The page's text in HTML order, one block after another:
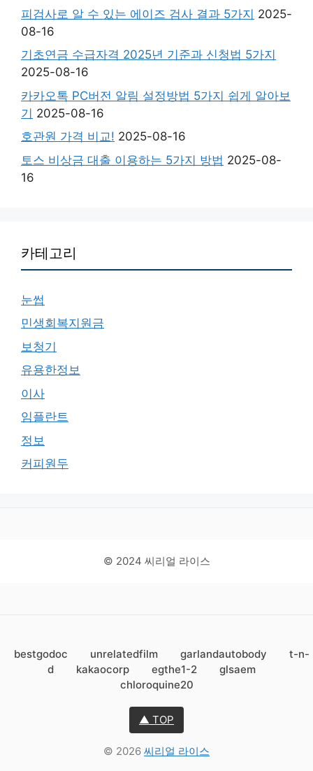
피검사로 알 수 있는 에이즈 검사 결과 5가지 2025-
08-16
기초연금 수급자격 2025년 기준과 신청법 5가지
2025-08-16
카카오톡 PC버전 알림 설정방법 5가지 쉽게 알아보
기 2025-08-16
호관원 가격 비교! 2025-08-16
토스 비상금 대출 이용하는 5가지 방법 2025-08-
16
카테고리
눈썹
민생회복지원금
보청기
유용한정보
이사
임플란트
정보
커피원두
© 2024 씨리얼 라이스
bestgodoc unrelatedfilm garlandautobody
t-n-
d
kakaocorp egthe1-2
glsaem
chloroquine20
▲ TOP
© 2026 씨리얼 라이스